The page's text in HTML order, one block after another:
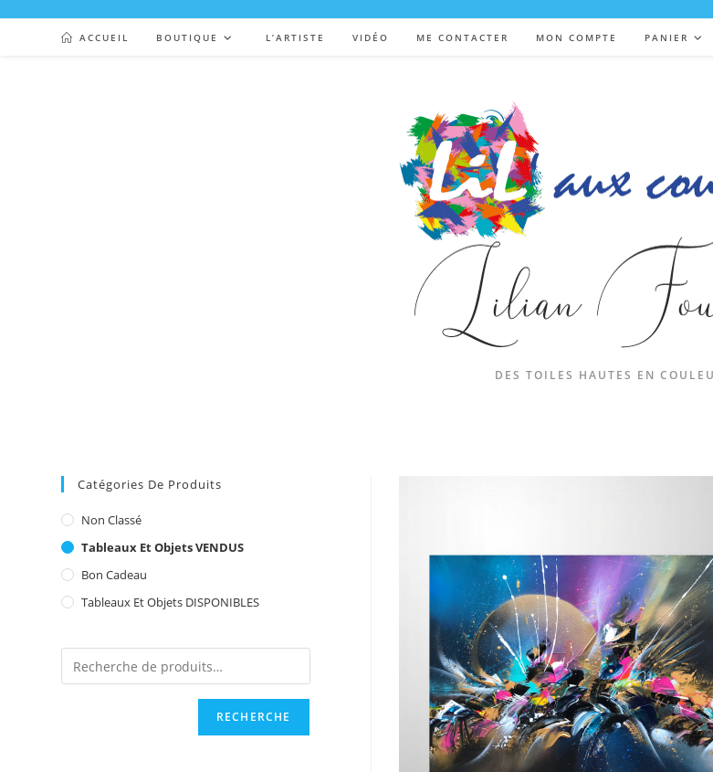
ACCUEIL BOUTIQUE L’ARTISTE VIDÉO ME CONTACTER MON COMPTE PANIER
DES TOILES HAUTES EN
Catégories De Produits
Non Classé
Tableaux Et Objets VENDUS
Bon Cadeau
Tableaux Et Objets DISPONIBLES
RECHERCHE